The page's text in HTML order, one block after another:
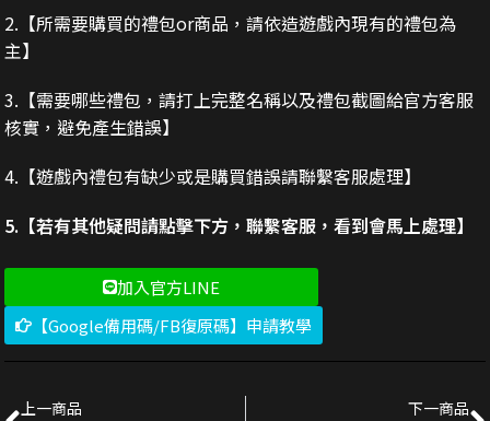
2. 【所需要購買的禮包or商品，請依造遊戲內現有的禮包為
主】
3. 【需要哪些禮包，請打上完整名稱以及禮包截圖給官方客服
核實，避免產生錯誤】
4.【遊戲內禮包有缺少或是購買錯誤請聯繫客服處理】
5.【若有其他疑問請點擊下方，聯繫客服，看到會馬上處理】
加入官方LINE
【Google備用碼/FB復原碼】申請教學
上一商品 下一商品